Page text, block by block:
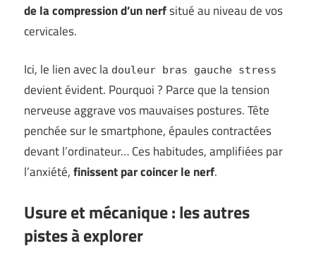
de la compression d’un nerfsitué au niveau de vos
cervicales.
Ici, le lien avec la douleur bras gauche stress
devient évident. Pourquoi ? Parce que la tension
nerveuse aggrave vos mauvaises postures. Tête
penchée sur le smartphone, épaules contractées
devant l’ordinateur… Ces habitudes, amplifiées par
l’anxiété,finissent par coincer le nerf.
Usure et mécanique : les autres
pistes à explorer